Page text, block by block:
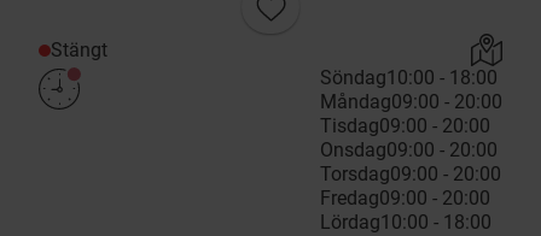
Stängt
Söndag10:00 - 18:00
Måndag09:00 - 20:00
Tisdag09:00 - 20:00
Onsdag09:00 - 20:00
Torsdag09:00 - 20:00
Fredag09:00 - 20:00
Lördag10:00 - 18:00